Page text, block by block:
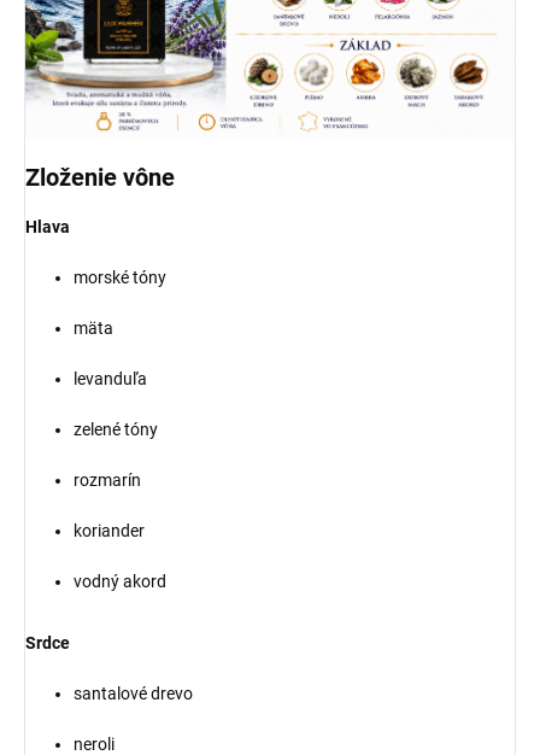
Zloženie vône
Hlava
morské tóny
mäta
levanduľa
zelené tóny
rozmarín
koriander
vodný akord
Srdce
santalové drevo
neroli